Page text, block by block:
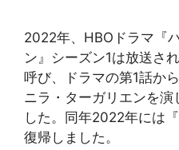
2022年、HBOドラマ『
ン』シーズン1は放送さ
呼び、ドラマの第1話か
ニラ・ターガリエンを演
した。同年2022年には
復帰しました。